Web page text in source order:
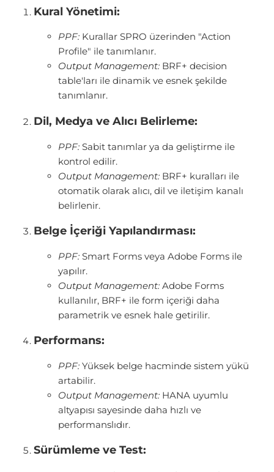
Kural Yönetimi:
PPF: Kurallar SPRO üzerinden "Action
Profile" ile tanımlanır.
Output Management: BRF+ decision
table'ları ile dinamik ve esnek şekilde
tanımlanır.
Dil, Medya ve Alıcı Belirleme:
PPF: Sabit tanımlar ya da geliştirme ile
kontrol edilir.
Output Management: BRF+ kuralları ile
otomatik olarak alıcı, dil ve iletişim kanalı
belirlenir.
Belge İçeriği Yapılandırması:
PPF: Smart Forms veya Adobe Forms ile
yapılır.
Output Management: Adobe Forms
kullanılır, BRF+ ile form içeriği daha
parametrik ve esnek hale getirilir.
Performans:
PPF: Yüksek belge hacminde sistem yükü
artabilir.
Output Management: HANA uyumlu
altyapısı sayesinde daha hızlı ve
performanslıdır.
Sürümleme ve Test: